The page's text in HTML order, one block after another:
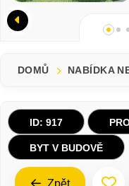
DOMŮ NABÍDKA
ID: 917
BYT V BUDOVĚ
Zpět